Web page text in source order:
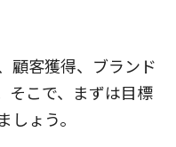
顧客獲得、ブランド
そこで、まずは目標
ょう。